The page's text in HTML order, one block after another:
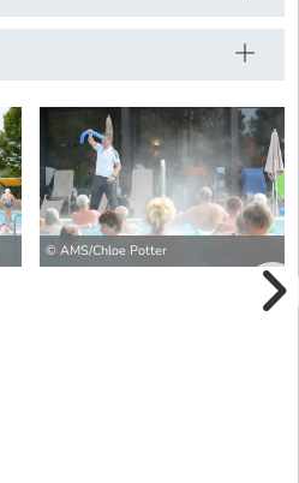
© AMS/Chloe Potter